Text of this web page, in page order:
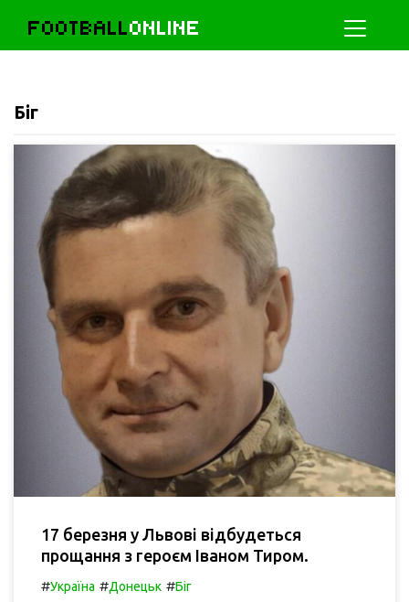
FOOTBALLONLINE
Біг
17 березня у Львові відбудеться
прощання з героєм Іваном Тиром.
#Україна #Донецьк #Біг